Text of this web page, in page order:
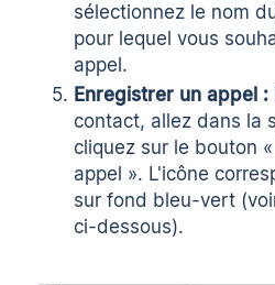
sélectionnez le nom
pour lequel vous
appel.
Enregistrer un appel :
contact, allez dans la
cliquez sur le bouton
appel ». L'icône
sur fond bleu-vert
ci-dessous).